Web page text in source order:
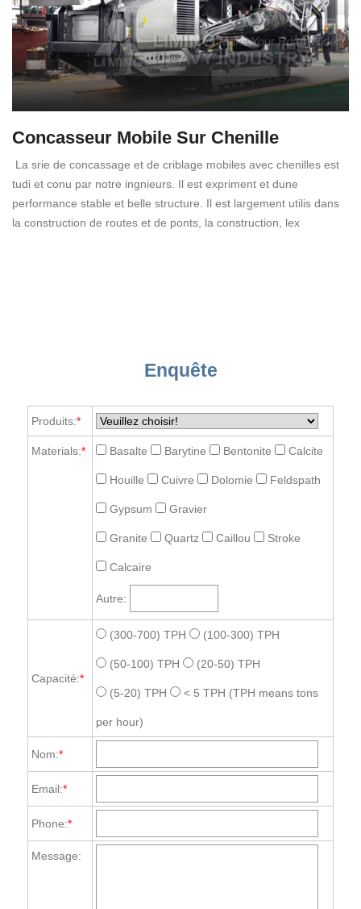
Concasseur Mobile Sur Chenille
La srie de concassage et de criblage mobiles avec chenilles est
tudi et conu par notre ingnieurs. Il est expriment et dune
performance stable et belle structure. Il est largement utilis dans
la construction de routes et de ponts, la construction, lex
Enquête
Produits:*
Materials:* Basalte Barytine Bentonite Calcite
Houille Cuivre Dolomie Feldspath
Gypsum Gravier
Granite Quartz Caillou Stroke
Calcaire
Autre:
Capacité:*
(300-700) TPH (100-300) TPH
(50-100) TPH (20-50) TPH
(5-20) TPH < 5 TPH (TPH means tons
per hour)
Nom:*
Email:*
Phone:*
Message: